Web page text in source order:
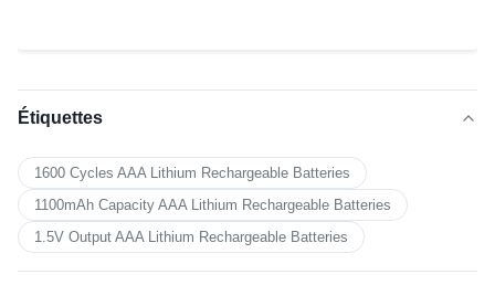
Étiquettes
1600 Cycles AAA Lithium Rechargeable Batteries
1100mAh Capacity AAA Lithium Rechargeable Batteries
1.5V Output AAA Lithium Rechargeable Batteries